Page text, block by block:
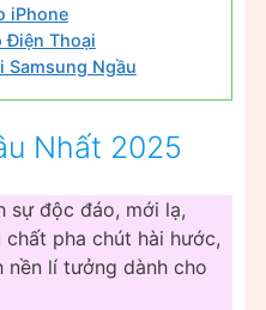
iPhone
Điện Thoại
Samsung Ngầu
Nhất 2025
sự độc đáo, mới lạ,
pha chút hài hước,
nền lí tưởng dành cho